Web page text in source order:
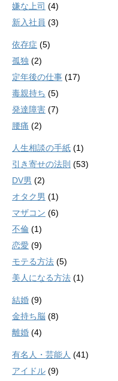
嫌な上司 (4)
新入社員 (3)
依存症 (5)
孤独 (2)
定年後の仕事 (17)
毒親持ち (5)
発達障害 (7)
腰痛 (2)
人生相談の手紙 (1)
引き寄せの法則 (53)
DV男 (2)
オタク男 (1)
マザコン (6)
不倫 (1)
恋愛 (9)
モテる方法 (5)
美人になる方法 (1)
結婚 (9)
金持ち脳 (8)
離婚 (4)
有名人・芸能人 (41)
アイドル (9)